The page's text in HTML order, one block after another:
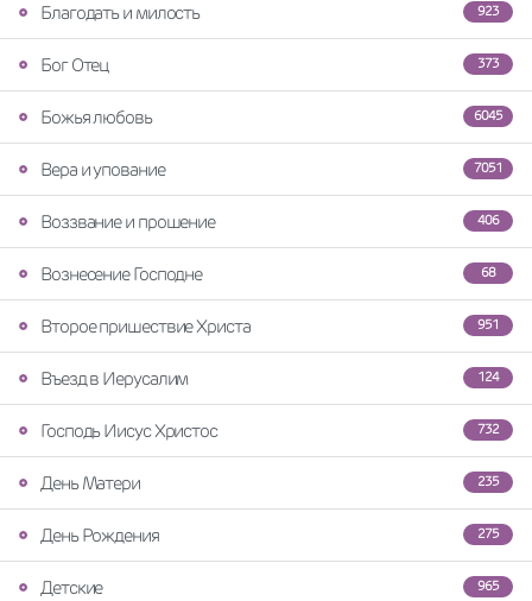
923
Благодать и милость
373
Бог Отец
6045
Божья любовь
7051
Вера и упование
406
Воззвание и прошение
68
Вознесение Господне
951
Второе пришествие Христа
124
Въезд в Иерусалим
732
Господь Иисус Христос
235
День Матери
275
День Рождения
965
Детские